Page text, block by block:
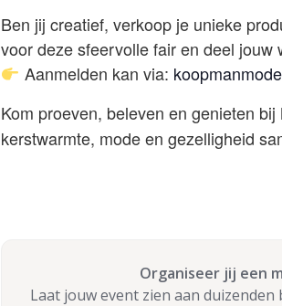
Ben jij creatief, verkoop je unieke
voor deze sfeervolle fair en deel jouw
Aanmelden kan via:
Kom proeven, beleven en genieten bij
kerstwarmte, mode en gezelligheid
Organiseer jij een
Laat jouw event zien aan